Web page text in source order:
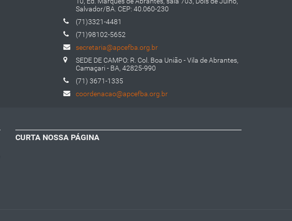
Salvador/BA. CEP: 40.060-230
(71)3321-4481
(71)98102-5652
secretaria@apcefba.org.br
SEDE DE CAMPO: R. Col. Boa União - Vila de Abrantes,
Camaçari - BA, 42825-990
(71) 3671-1335
coordenacao@apcefba.org.br
CURTA NOSSA PÁGINA